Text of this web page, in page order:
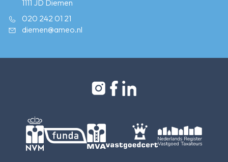
1111 JD Diemen
020 242 01 21
diemen@ameo.nl